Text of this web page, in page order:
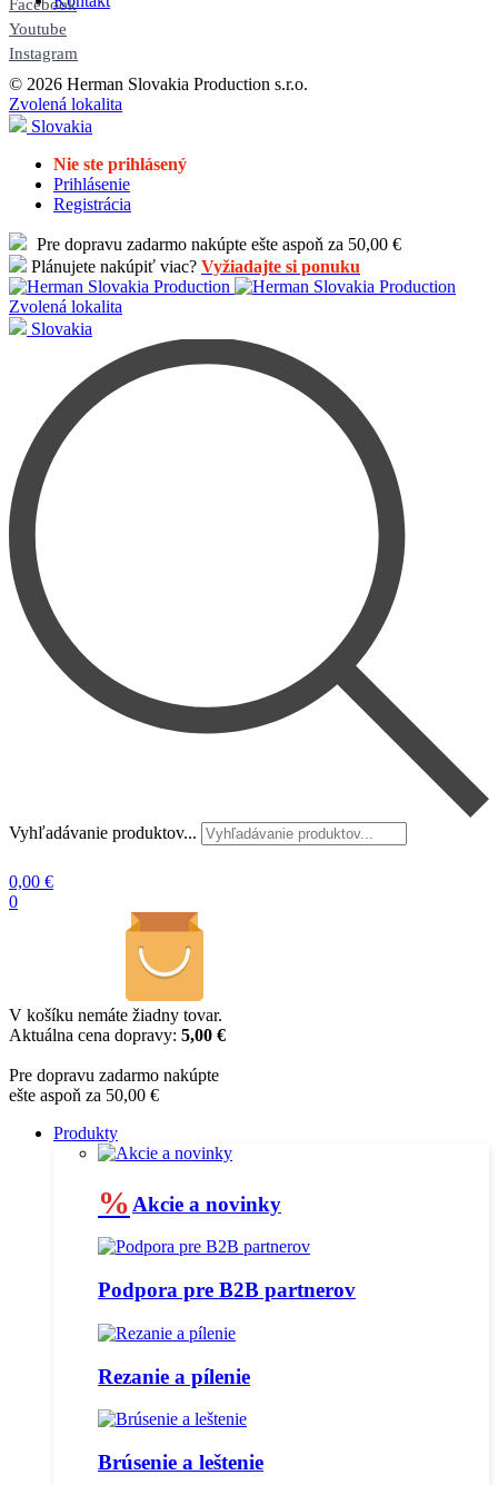
Facebook
Youtube
Instagram
© 2026 Herman Slovakia Production s.r.o.
Zvolená lokalita
Slovakia
Nie ste prihlásený
Prihlásenie
Registrácia
Pre dopravu zadarmo nakúpte ešte aspoň za 50,00 €
Plánujete nakúpiť viac? Vyžiadajte si ponuku
Zvolená lokalita
Slovakia
Vyhľadávanie produktov...
0,00 €
0
V košíku nemáte žiadny tovar.
Aktuálna cena dopravy: 5,00 €
Pre dopravu zadarmo nakúpte
ešte aspoň za 50,00 €
Produkty
% Akcie a novinky
Podpora pre B2B partnerov
Rezanie a pílenie
Brúsenie a leštenie